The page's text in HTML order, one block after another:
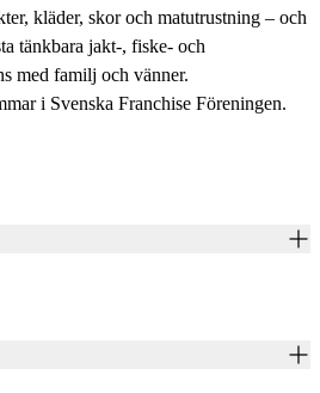
kläder, skor och matutrustning – och
tänkbara jakt-, fiske- och
med familj och vänner.
i Svenska Franchise Föreningen.